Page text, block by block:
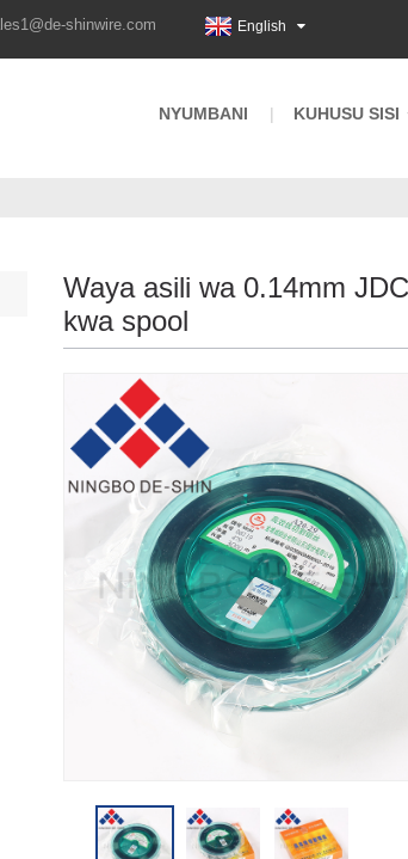
shinwire.com English
NYUMBANI KUHUSU SISI
Waya asili wa 0.14mm
kwa spool